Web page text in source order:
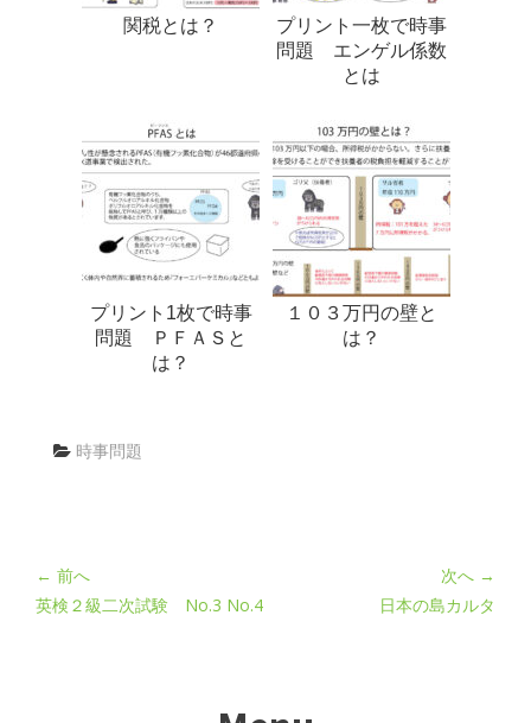
関税とは？
プリント一枚で時事
問題 エンゲル係数
とは
プリント1枚で時事
問題 ＰＦＡＳと
は？
１０３万円の壁と
は？
時事問題
← 前へ
英検２級二次試験 No.3 No.4
次へ →
日本の島カルタ